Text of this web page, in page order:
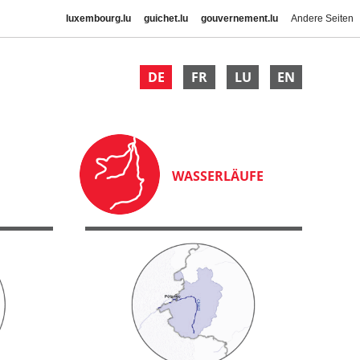
luxembourg.lu guichet.lu gouvernement.lu Andere Seiten
DE FR LU EN
WASSERLÄUFE